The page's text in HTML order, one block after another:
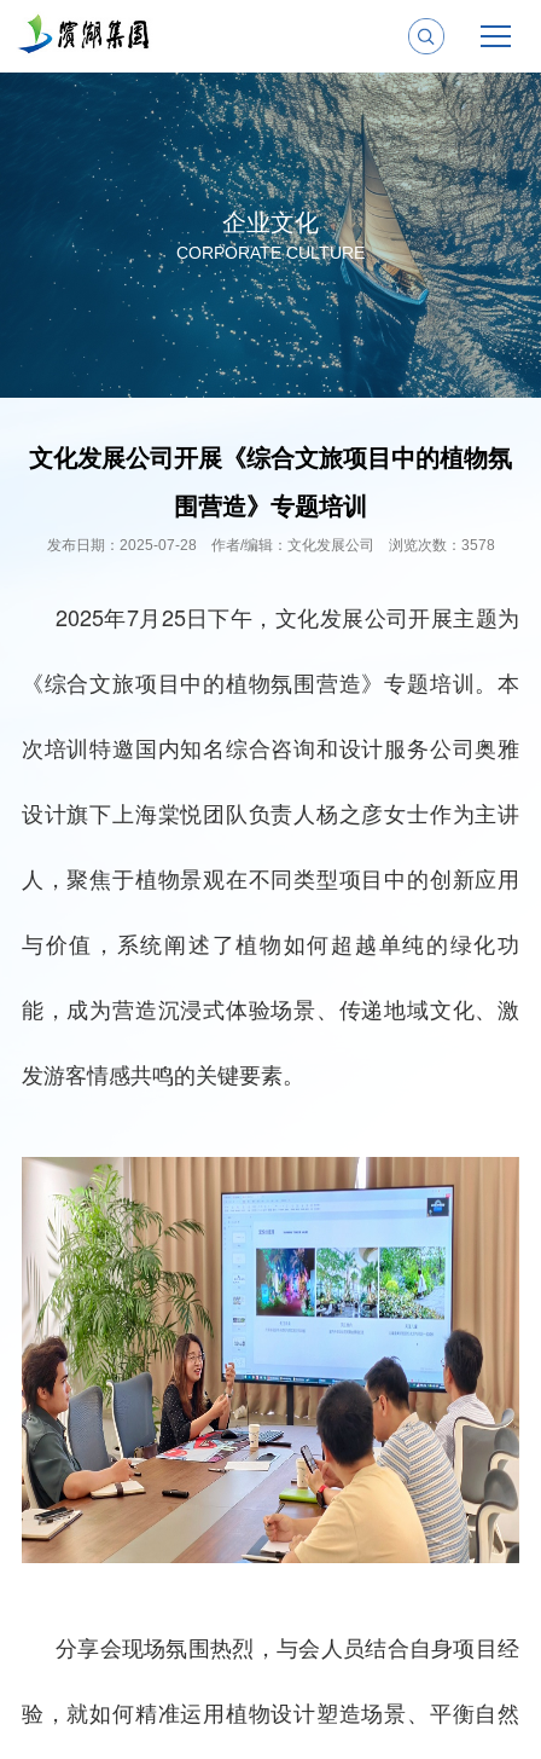
企业文化
CORPORATE CULTURE
文化发展公司开展《综合文旅项目中的植物氛
围营造》专题培训
发布日期：2025-07-28 作者/编辑：文化发展公司 浏览次数：3578
2025年7月25日下午，文化发展公司开展主题为
《综合文旅项目中的植物氛围营造》专题培训。本
次培训特邀国内知名综合咨询和设计服务公司奥雅
设计旗下上海棠悦团队负责人杨之彦女士作为主讲
人，聚焦于植物景观在不同类型项目中的创新应用
与价值，系统阐述了植物如何超越单纯的绿化功
能，成为营造沉浸式体验场景、传递地域文化、激
发游客情感共鸣的关键要素。
分享会现场氛围热烈，与会人员结合自身项目经
验，就如何精准运用植物设计塑造场景、平衡自然